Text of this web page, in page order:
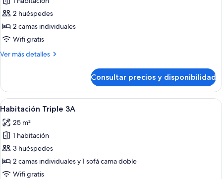
fotos
de
Habitación
estándar
2 huéspedes
2 camas individuales
Wifi gratis
Ver más detalles
Más
estándar
2A
Consultar precios y disponibilidad
Abrir
todas
las
fotos
de
Habitación
Triple
Habitación de hotel con dos camas,
4
Habitación Triple 3A
25 m²
1 habitación
3 huéspedes
2 camas individuales y 1 sofá cama doble
Wifi gratis